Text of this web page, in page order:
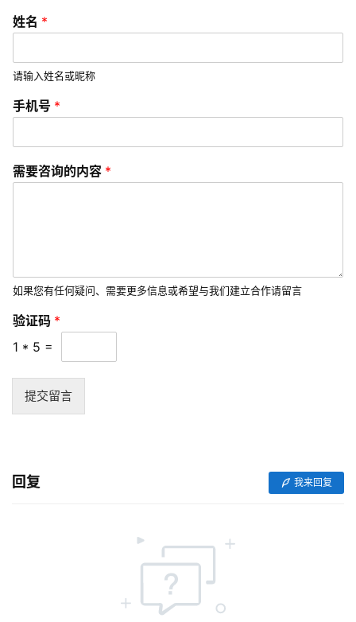
P
开
发
信
营
销
运
营
推
广
/
姓名 *
请输入姓名或昵称
手机号 *
验
证
需要咨询的内容 *
如果您有任何疑问、需要更多信息或希望与我们建立合作请留言
验证码 *
1 * 5 =
提交留言
回复 我来回复